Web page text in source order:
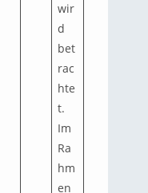
wir
d
bet
rac
hte
t.
Im
Ra
hm
en